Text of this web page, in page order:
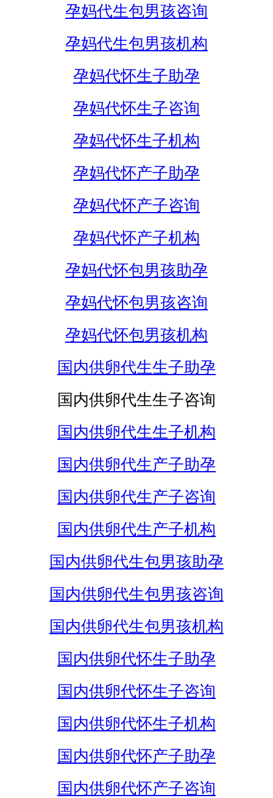
孕妈代生包男孩咨询
孕妈代生包男孩机构
孕妈代怀生子助孕
孕妈代怀生子咨询
孕妈代怀生子机构
孕妈代怀产子助孕
孕妈代怀产子咨询
孕妈代怀产子机构
孕妈代怀包男孩助孕
孕妈代怀包男孩咨询
孕妈代怀包男孩机构
国内供卵代生生子助孕
国内供卵代生生子咨询
国内供卵代生生子机构
国内供卵代生产子助孕
国内供卵代生产子咨询
国内供卵代生产子机构
国内供卵代生包男孩助孕
国内供卵代生包男孩咨询
国内供卵代生包男孩机构
国内供卵代怀生子助孕
国内供卵代怀生子咨询
国内供卵代怀生子机构
国内供卵代怀产子助孕
国内供卵代怀产子咨询